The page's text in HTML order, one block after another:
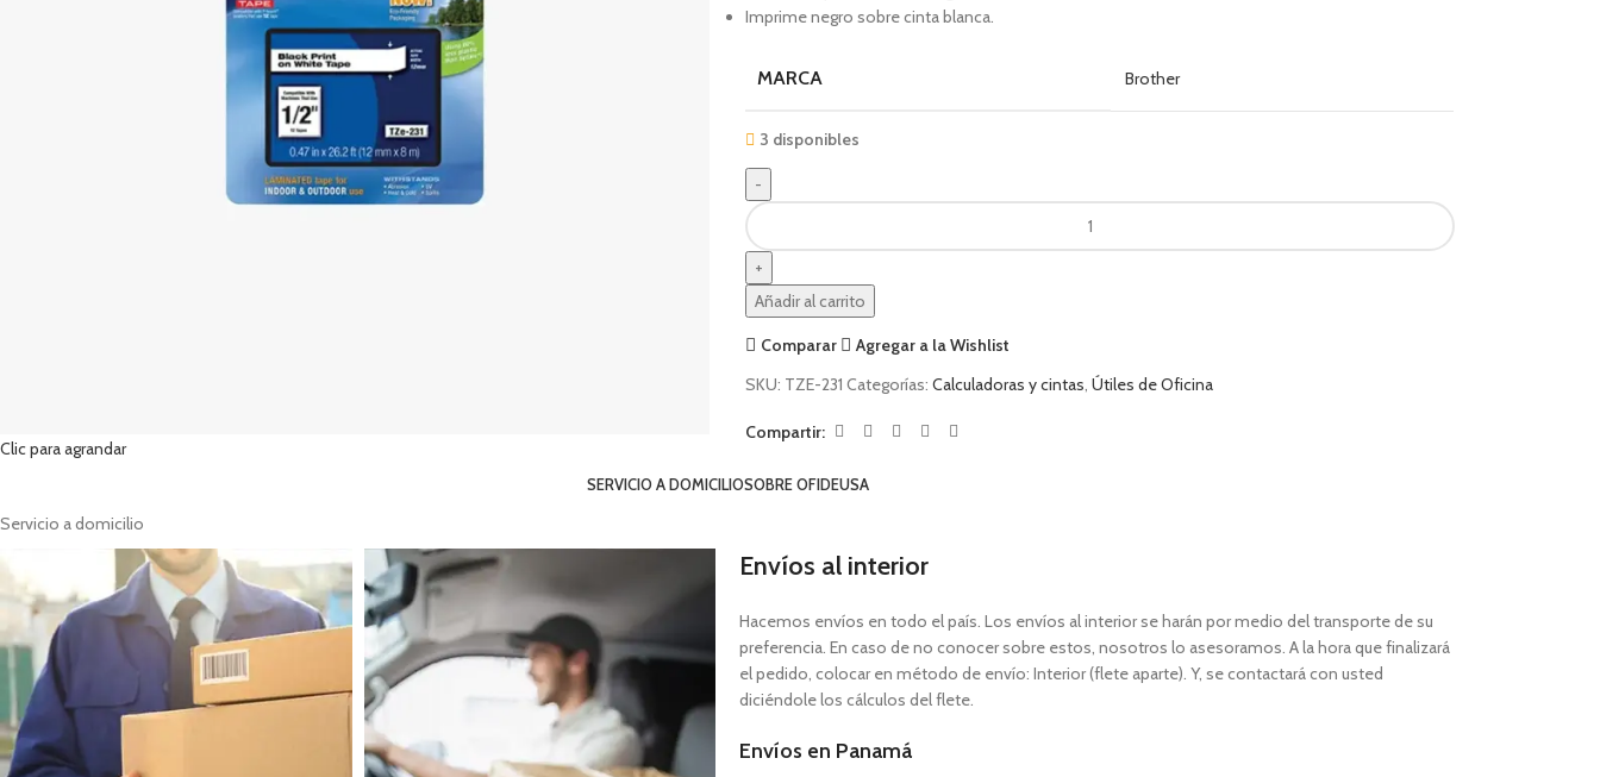
Clic para agrandar
Imprime negro sobre cinta blanca.
MARCA Brother
3 disponibles
Añadir al carrito
Comparar
Agregar a la Wishlist
SKU: TZE-231 Categorías: Calculadoras y cintas, Útiles de Oficina
Compartir:
SERVICIO A DOMICILIOSOBRE OFIDEUSA
Servicio a domicilio
Envíos al interior
Hacemos envíos en todo el país. Los envíos al interior se harán por medio del transporte de su
preferencia. En caso de no conocer sobre estos, nosotros lo asesoramos. A la hora que finalizará
el pedido, colocar en método de envío: Interior (flete aparte). Y, se contactará con usted
diciéndole los cálculos del flete.
Envíos en Panamá